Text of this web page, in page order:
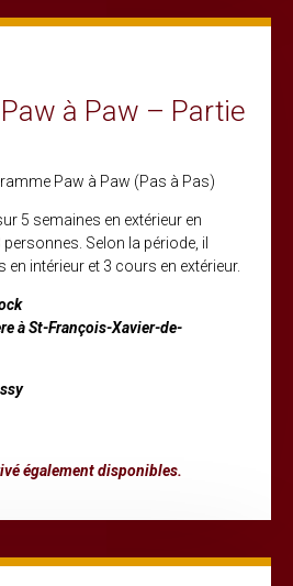
à Paw – Partie
Paw à Paw (Pas à Pas)
5 semaines en extérieur en
Selon la période, il
intérieur et 3 cours en extérieur.
à St-François-Xavier-de-
également disponibles.